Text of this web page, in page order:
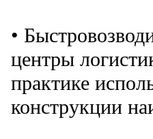
•
центры
практике
конструкции